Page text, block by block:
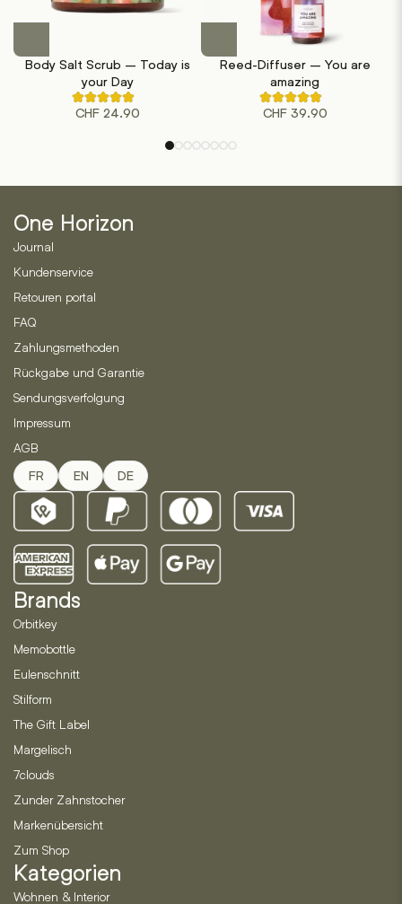
Body Salt Scrub – Today is
your Day
Rated
4.50
2
ratings
CHF24.90
Reed-Diffuser – You are
amazing
Rated
4.50
2
CHF39.90
One Horizon
Journal
Kundenservice
Retouren portal
FAQ
Zahlungsmethoden
Rückgabe und Garantie
Sendungsverfolgung
Impressum
AGB
FR EN DE
Brands
Orbitkey
Memobottle
Eulenschnitt
Stilform
The Gift Label
Margelisch
7clouds
Zunder Zahnstocher
Markenübersicht
Zum Shop
Kategorien
Wohnen & Interior